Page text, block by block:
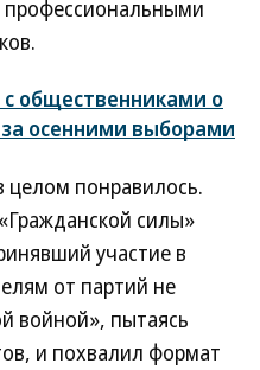
общественниками о
осенними выборами
понравилось.
силы»
участие в
от партий не
войной», пытаясь
и похвалил формат